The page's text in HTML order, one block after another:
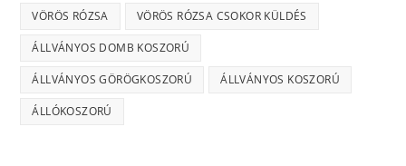
VÖRÖS RÓZSA VÖRÖS RÓZSA CSOKOR KÜLDÉS
ÁLLVÁNYOS DOMB KOSZORÚ
ÁLLVÁNYOS GÖRÖGKOSZORÚ ÁLLVÁNYOS KOSZORÚ
ÁLLÓKOSZORÚ